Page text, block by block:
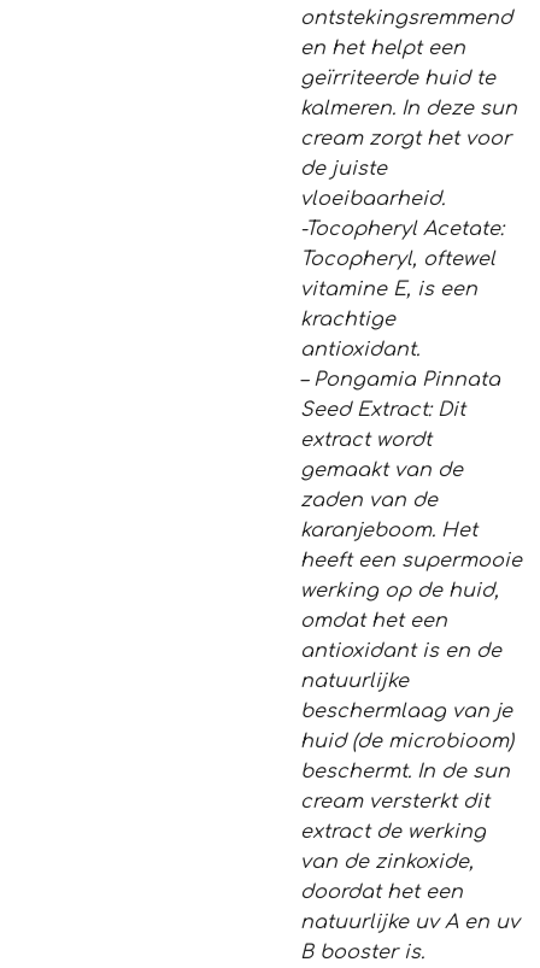
ontstekingsremmend
en het helpt een
geïrriteerde huid te
kalmeren. In deze sun
cream zorgt het voor
de juiste
vloeibaarheid.
-Tocopheryl Acetate:
Tocopheryl, oftewel
vitamine E, is een
krachtige
antioxidant.
– Pongamia Pinnata
Seed Extract: Dit
extract wordt
gemaakt van de
zaden van de
karanjeboom. Het
heeft een supermooie
werking op de huid,
omdat het een
antioxidant is en de
natuurlijke
beschermlaag van je
huid (de microbioom)
beschermt. In de sun
cream versterkt dit
extract de werking
van de zinkoxide,
doordat het een
natuurlijke uv A en uv
B booster is.